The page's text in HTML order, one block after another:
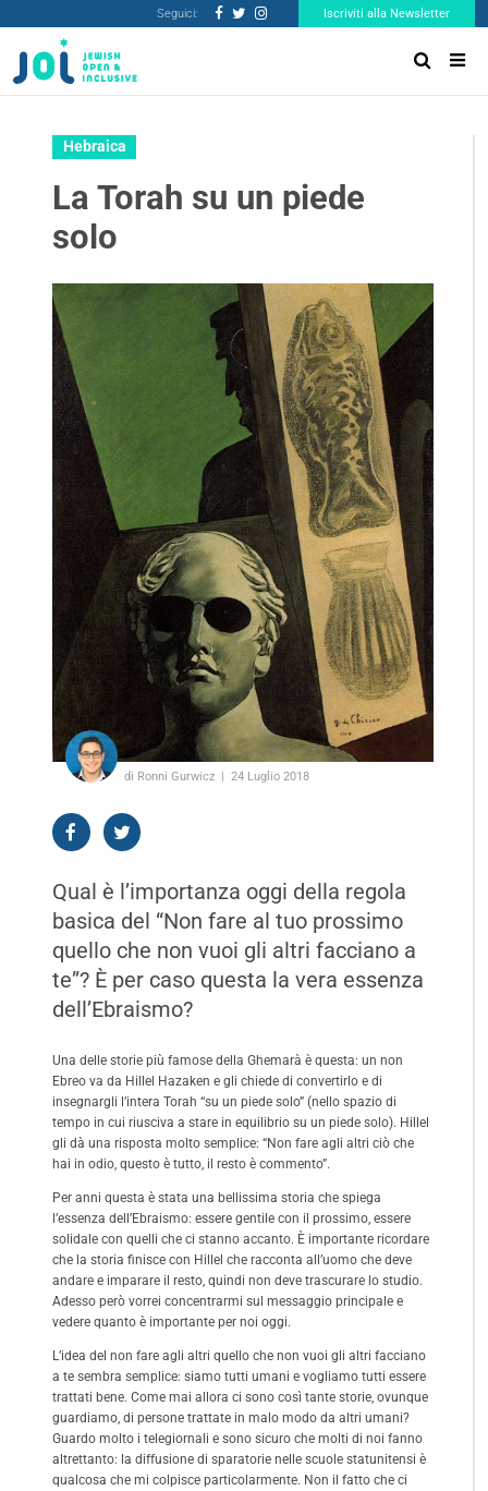
Seguici: Iscriviti alla Newsletter
Hebraica
La Torah su un piede
solo
di Ronni Gurwicz 24 Luglio 2018
Qual è l’importanza oggi della regola
basica del “Non fare al tuo prossimo
quello che non vuoi gli altri facciano a
te”? È per caso questa la vera essenza
dell’Ebraismo?
Una delle storie più famose della Ghemarà è questa: un non
Ebreo va da Hillel Hazaken e gli chiede di convertirlo e di
insegnargli l’intera Torah “su un piede solo” (nello spazio di
tempo in cui riusciva a stare in equilibrio su un piede solo). Hillel
gli dà una risposta molto semplice: “Non fare agli altri ciò che
hai in odio, questo è tutto, il resto è commento”.
Per anni questa è stata una bellissima storia che spiega
l’essenza dell’Ebraismo: essere gentile con il prossimo, essere
solidale con quelli che ci stanno accanto. È importante ricordare
che la storia finisce con Hillel che racconta all’uomo che deve
andare e imparare il resto, quindi non deve trascurare lo studio.
Adesso però vorrei concentrarmi sul messaggio principale e
vedere quanto è importante per noi oggi.
L’idea del non fare agli altri quello che non vuoi gli altri facciano
a te sembra semplice: siamo tutti umani e vogliamo tutti essere
trattati bene. Come mai allora ci sono così tante storie, ovunque
guardiamo, di persone trattate in malo modo da altri umani?
Guardo molto i telegiornali e sono sicuro che molti di noi fanno
altrettanto: la diffusione di sparatorie nelle scuole statunitensi è
qualcosa che mi colpisce particolarmente. Non il fatto che ci